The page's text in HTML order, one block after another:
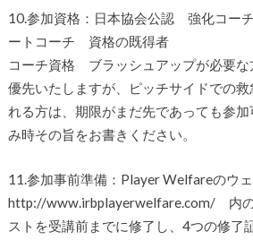
10.参加資格：日本協会公認 強化コー
ートコーチ 資格の既得者
コーチ資格 ブラッシュアップが必要な
優先いたしますが、ピッチサイドでの
れる方は、期限がまだ先であっても参
み時その旨をお書きください。
11.参加事前準備：Player Welfareのウ
http://www.irbplayerwelfare.com/ 内
ストを受講前までに修了し、4つの修了